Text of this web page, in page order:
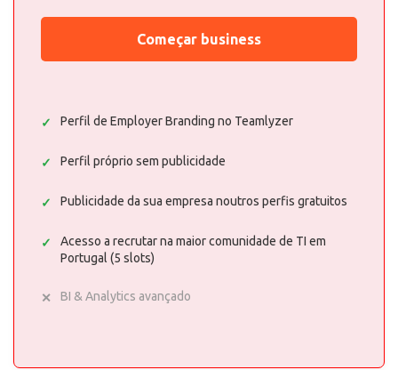
Começar business
Perfil de Employer Branding no Teamlyzer
Perfil próprio sem publicidade
Publicidade da sua empresa noutros perfis gratuitos
Acesso a recrutar na maior comunidade de TI em
Portugal (5 slots)
BI & Analytics avançado